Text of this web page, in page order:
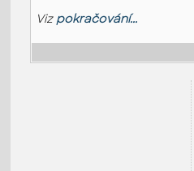
Viz pokračování...